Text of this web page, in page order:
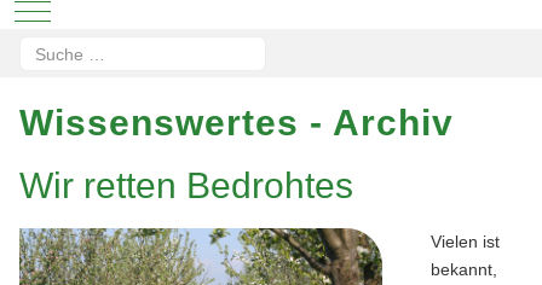
Mobile Menu Toggle
Suchen
Wissenswertes - Archiv
Wir retten Bedrohtes
Vielen ist
bekannt,